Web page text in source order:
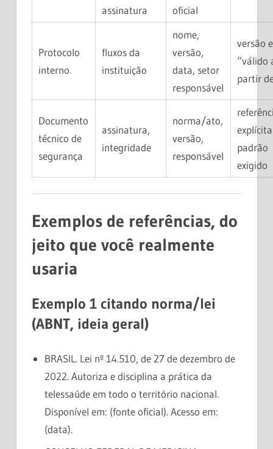
assinatura
oficial
Protocolo
interno
fluxos da
instituição
nome,
versão,
data, setor
responsável
versão e
“válido
partir
Documento
técnico de
segurança
assinatura,
integridade
norma/ato,
versão,
responsável
padrão
exigido
Exemplos de referências, do
jeito que você realmente
usaria
Exemplo 1 citando norma/lei
(ABNT, ideia geral)
BRASIL. Lei nº 14.510, de 27 de dezembro de
2022. Autoriza e disciplina a prática da
telessaúde em todo o território nacional.
Disponível em: (fonte oficial). Acesso em:
(data).